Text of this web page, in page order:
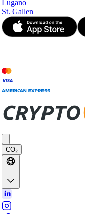
Lugano
St. Gallen
CO₂